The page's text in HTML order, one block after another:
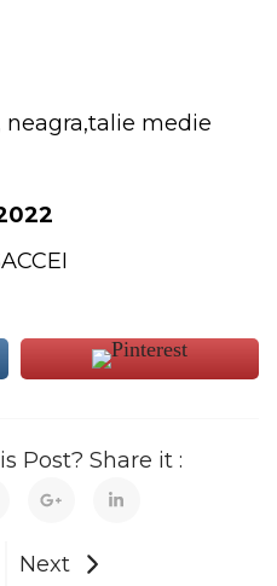
neagra,talie medie
Post? Share it :
Next